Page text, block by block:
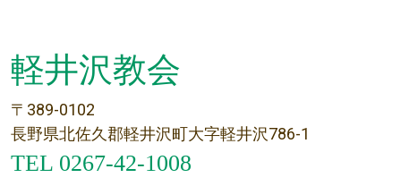
軽井沢教会
〒389-0102
長野県北佐久郡軽井沢町大字軽井沢786-1
TEL 0267-42-1008